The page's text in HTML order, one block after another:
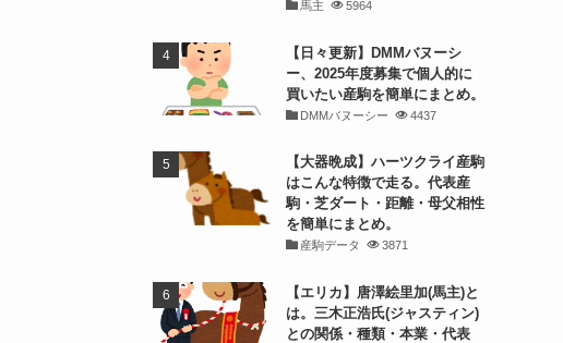
馬主 5964
【日々更新】DMMバヌーシ
ー、2025年度募集で個人的に
買いたい産駒を簡単にまとめ。
DMMバヌーシー 4437
【大器晩成】ハーツクライ産駒
はこんな特徴で走る。代表産
駒・芝ダート・距離・母父相性
を簡単にまとめ。
産駒データ 3871
【エリカ】唐澤絵里加(馬主)と
は。三木正浩氏(ジャスティン)
との関係・種類・本業・代表